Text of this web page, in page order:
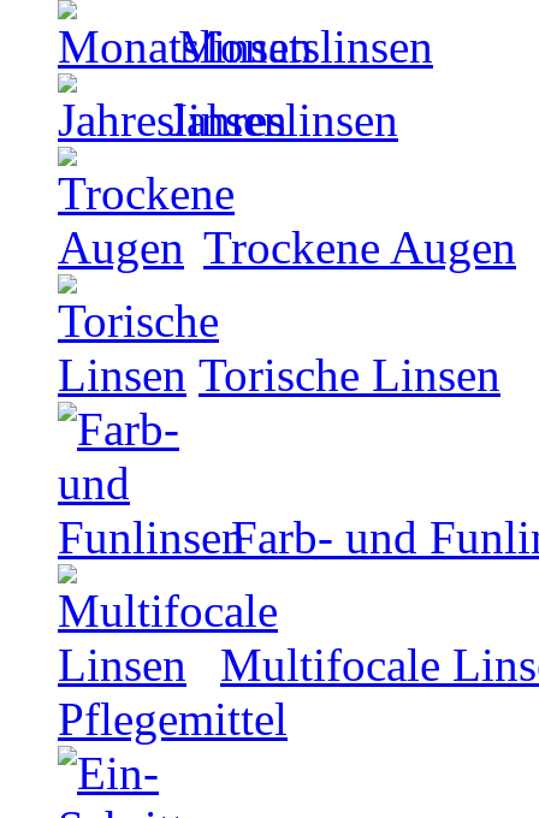
Monatslinsen
Jahreslinsen
Trockene Augen
Torische Linsen
Farb- und
Multifocale
Pflegemittel